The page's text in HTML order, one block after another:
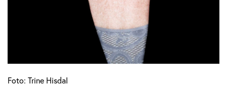
Foto: Trine Hisdal